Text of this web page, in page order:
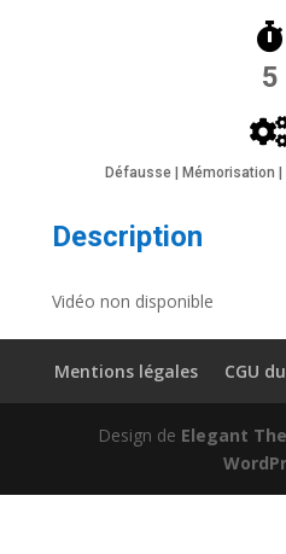
5
Défausse | Mémorisation
Description
Vidéo non disponible
Mentions légales CGU
Design de Elegant